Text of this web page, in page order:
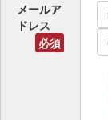
メールア
ドレス
必須